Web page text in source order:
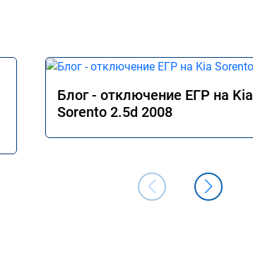
Блог - отключение ЕГР на Kia
Sorento 2.5d 2008